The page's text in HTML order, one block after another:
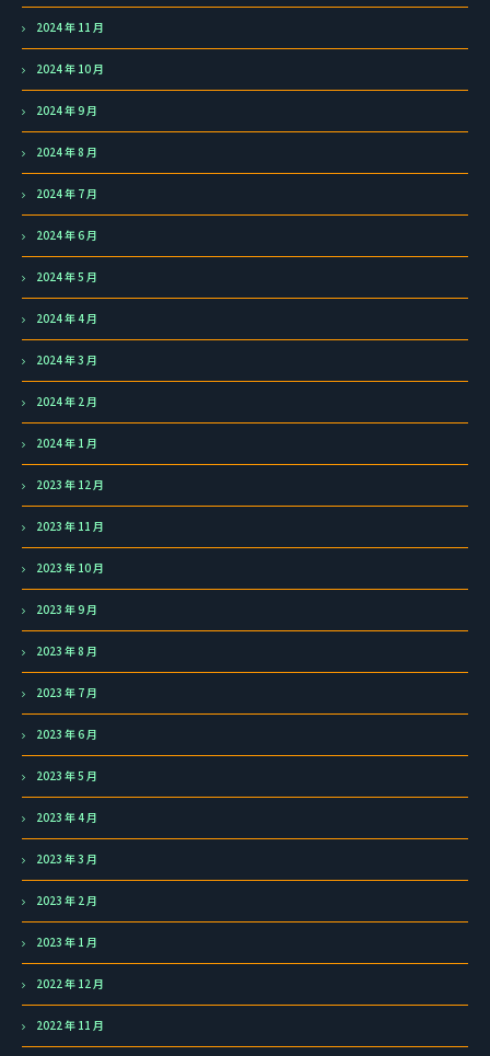
2024 年 11 月
2024 年 10 月
2024 年 9 月
2024 年 8 月
2024 年 7 月
2024 年 6 月
2024 年 5 月
2024 年 4 月
2024 年 3 月
2024 年 2 月
2024 年 1 月
2023 年 12 月
2023 年 11 月
2023 年 10 月
2023 年 9 月
2023 年 8 月
2023 年 7 月
2023 年 6 月
2023 年 5 月
2023 年 4 月
2023 年 3 月
2023 年 2 月
2023 年 1 月
2022 年 12 月
2022 年 11 月